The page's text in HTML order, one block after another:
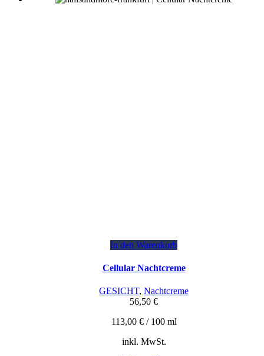
In den Warenkorb
Cellular Nachtcreme
GESICHT, Nachtcreme
56,50 €
113,00 €/ 100 ml
inkl. MwSt.